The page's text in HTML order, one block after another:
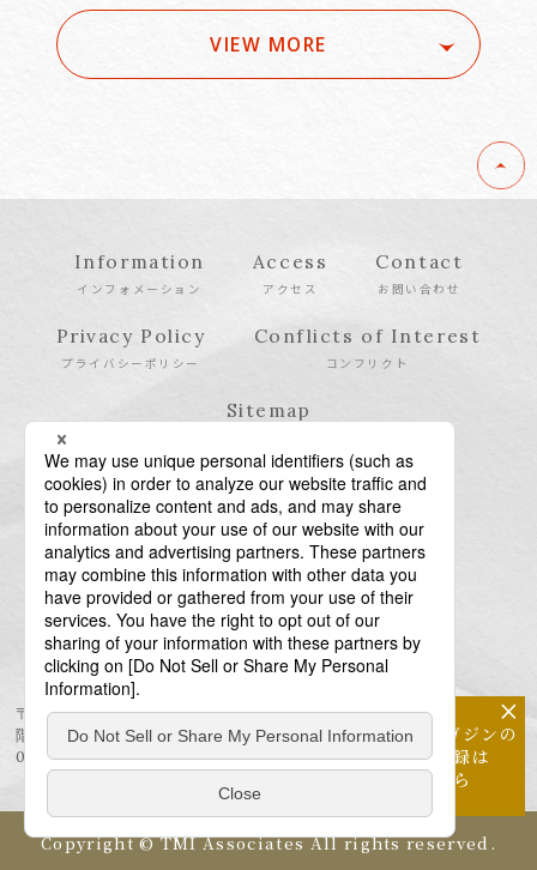
VIEW MORE
Information
インフォメーション
Access
アクセス
Contact
お問い合わせ
Privacy Policy
プライバシーポリシー
Conflicts of Interest
コンフリクト
Sitemap
〒106-6123 東京都港区六本木6-10-1 六本木ヒルズ森タワー23
階
03-6438-5511（代表） / 03-6438-5611（特許・商標）
Copyright © TMI Associates All rights reserved.
×
メールマガジンの
配信登録は
こちら